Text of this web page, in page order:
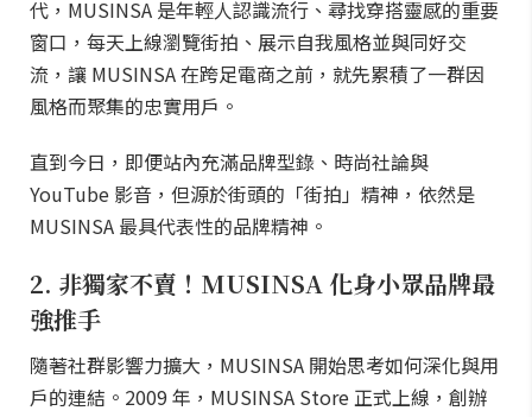
代，MUSINSA 是年輕人認識流行、尋找穿搭靈感的重要
窗口，每天上線瀏覽街拍、展示自我風格並與同好交
流，讓 MUSINSA 在跨足電商之前，就先累積了一群因
風格而聚集的忠實用戶。
直到今日，即便站內充滿品牌型錄、時尚社論與
YouTube 影音，但源於街頭的「街拍」精神，依然是
MUSINSA 最具代表性的品牌精神。
2. 非獨家不賣！MUSINSA 化身小眾品牌最
強推手
隨著社群影響力擴大，MUSINSA 開始思考如何深化與用
戶的連結。2009 年，MUSINSA Store 正式上線，創辦